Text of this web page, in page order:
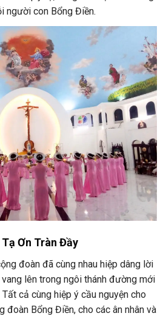
người con Bổng Điền.
Ơn Tràn Đầy
đoàn đã cùng nhau hiệp dâng lời
lên trong ngôi thánh đường mới
cả cùng hiệp ý cầu nguyện cho
đoàn Bổng Điền, cho các ân nhân và